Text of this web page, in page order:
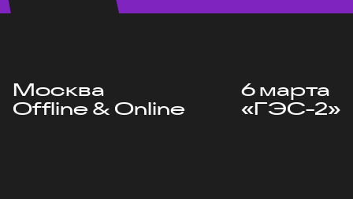
Москва
Offline & Online
6 марта
«ГЭС-2»